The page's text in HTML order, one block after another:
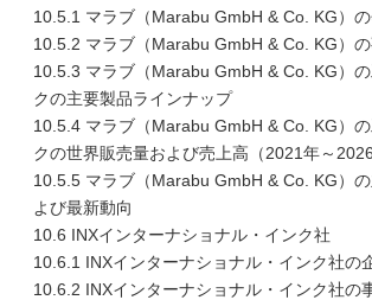
10.5.1 マラブ（Marabu GmbH & Co. KG）
10.5.2 マラブ（Marabu GmbH & Co. KG）
10.5.3 マラブ（Marabu GmbH & Co. KG）
クの主要製品ラインナップ
10.5.4 マラブ（Marabu GmbH & Co. KG）
クの世界販売量および売上高（2021年～2026
10.5.5 マラブ（Marabu GmbH & Co. KG）
よび最新動向
10.6 INXインターナショナル・インク社
10.6.1 INXインターナショナル・インク社の
10.6.2 INXインターナショナル・インク社の